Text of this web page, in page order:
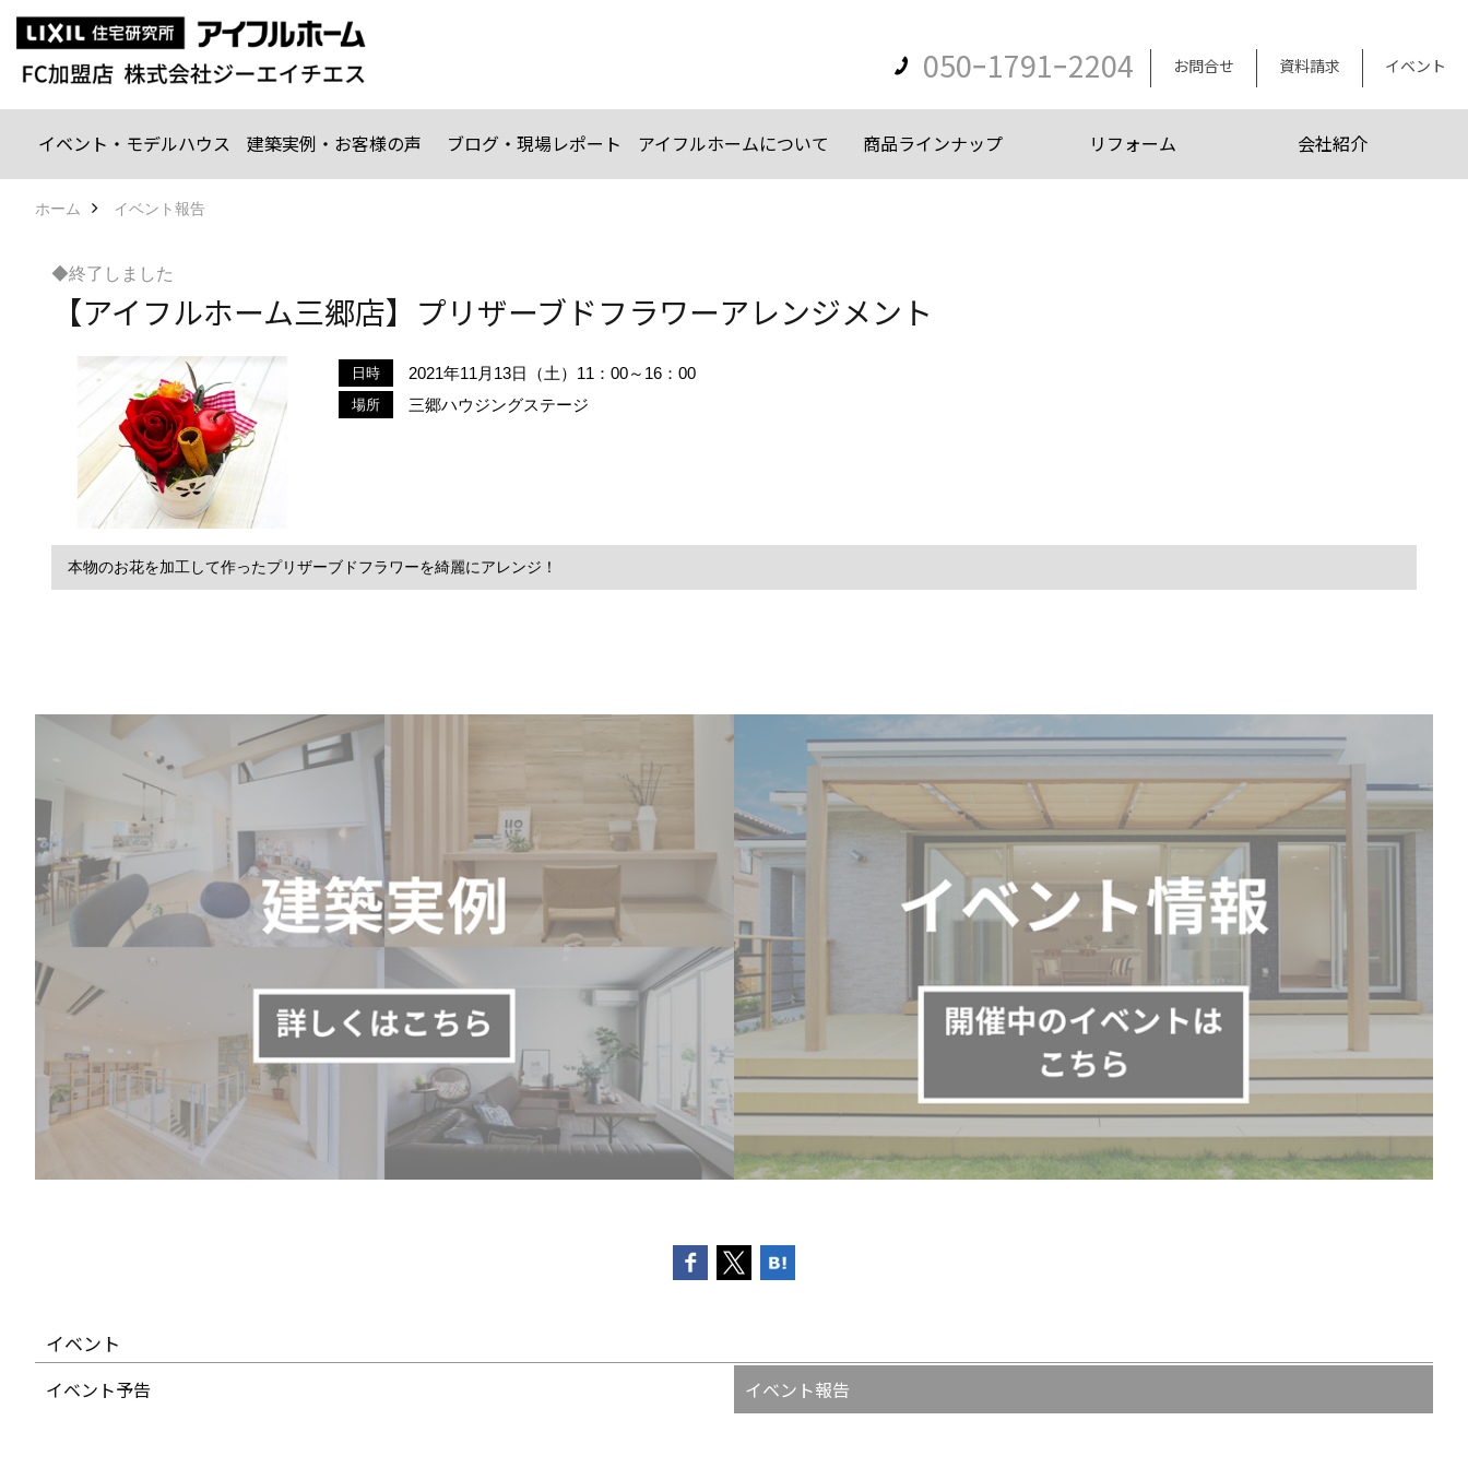
050ｰ1791ｰ2204 お問合せ 資料請求 イベント
イベント・モデルハウス 建築実例・お客様の声 ブログ・現場レポート アイフルホームについて 商品ラインナップ リフォーム 会社紹介
ホーム イベント報告
◆終了しました
【アイフルホーム三郷店】プリザーブドフラワーアレンジメント
日時 2021年11月13日（土）11：00～16：00
場所 三郷ハウジングステージ
本物のお花を加工して作ったプリザーブドフラワーを綺麗にアレンジ！
イベント
イベント予告 イベント報告